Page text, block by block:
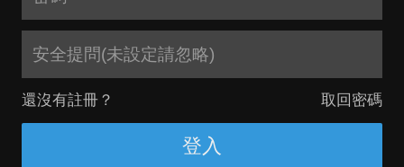
安全提問(未設定請忽略)
還沒有註冊？ 取回密碼
登入